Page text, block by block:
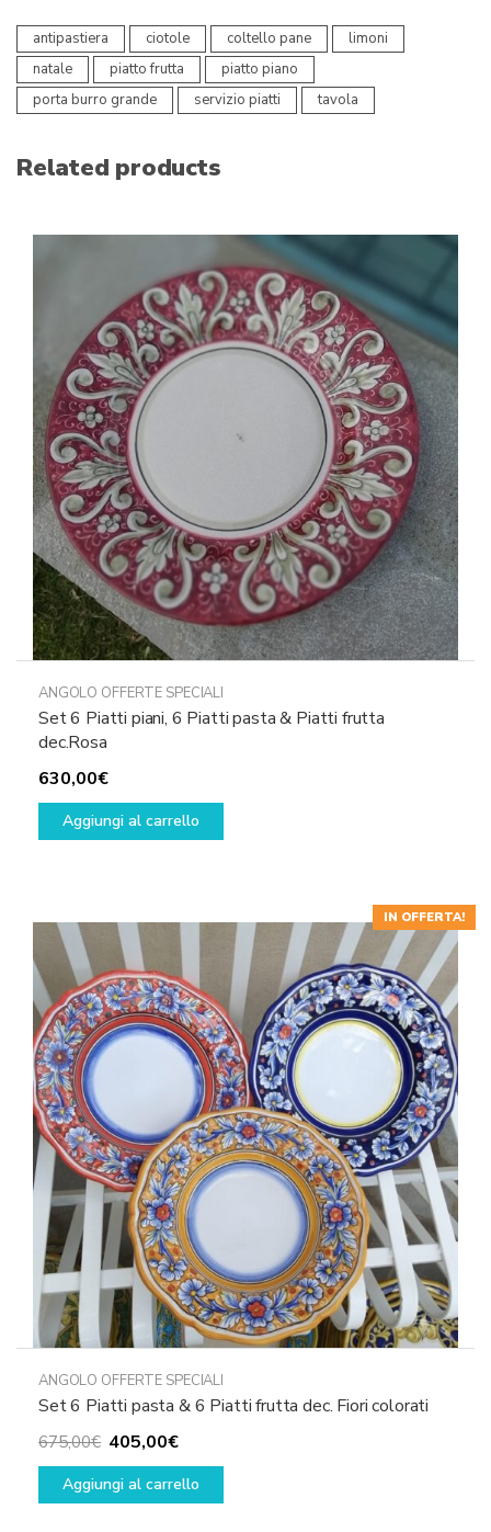
antipastiera ciotole coltello pane
limoni
natale
piatto frutta
piatto piano
porta burro grande
servizio piatti tavola
Related products
ANGOLO OFFERTE SPECIALI
Set 6 Piatti piani, 6 Piatti pasta & Piatti frutta
dec.Rosa
630,00€
Aggiungi al carrello
IN OFFERTA!
ANGOLO OFFERTE SPECIALI
Set 6 Piatti pasta & 6 Piatti frutta dec. Fiori colorati
675,00€ Il
prezzo
originale
405,00€Il
prezzo
attuale
Aggiungi al carrello